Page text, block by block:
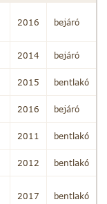
2016 bejáró
2014 bejáró
2015 bentlakó
2016 bejáró
2011 bentlakó
2012 bentlakó
2017 bentlakó